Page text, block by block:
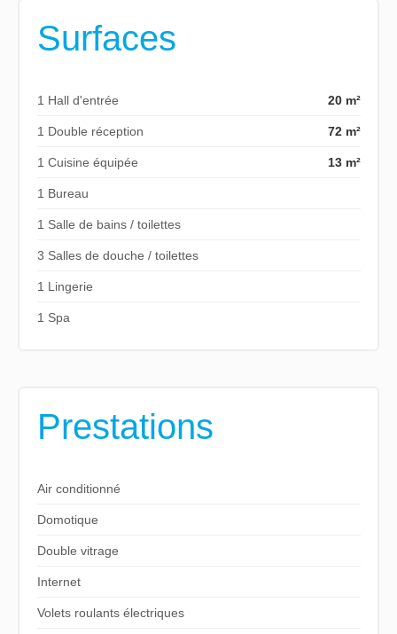
Surfaces
1 Hall d'entrée 20 m²
1 Double réception 72 m²
1 Cuisine équipée 13 m²
1 Bureau
1 Salle de bains / toilettes
3 Salles de douche / toilettes
1 Lingerie
1 Spa
Prestations
Air conditionné
Domotique
Double vitrage
Internet
Volets roulants électriques